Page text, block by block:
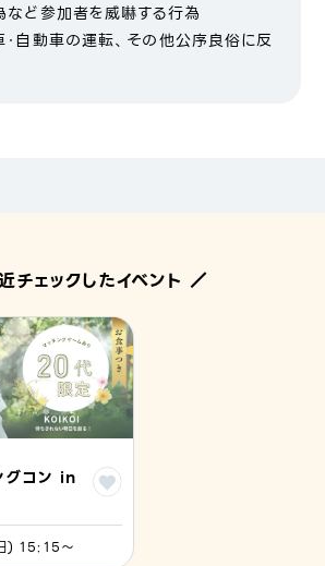
など参加者を威嚇する行為
・自動車の運転、その他公序良俗に反
チェックしたイベント ／
グコン in
) 15:15〜